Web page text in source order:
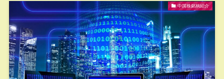
中国株銘柄紹介